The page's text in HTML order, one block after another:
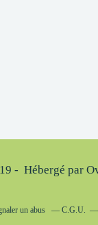
- Hébergé par
un abus C.G.U.